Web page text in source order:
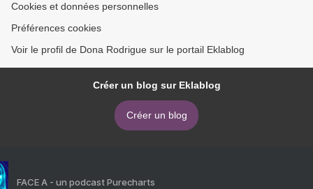
Cookies et données personnelles
Préférences cookies
Voir le profil de Dona Rodrigue sur le portail Eklablog
Créer un blog sur Eklablog
Créer un blog
FACE A - un podcast Purecharts